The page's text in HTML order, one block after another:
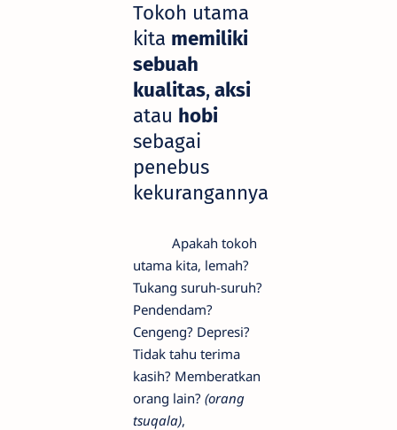
Tokoh utama
kita memiliki
sebuah
kualitas,aksi
atau hobi
sebagai
penebus
kekurangannya
Apakah tokoh
utama kita, lemah?
Tukang suruh-suruh?
Pendendam?
Cengeng? Depresi?
Tidak tahu terima
kasih? Memberatkan
orang lain? (orang
tsuqala),